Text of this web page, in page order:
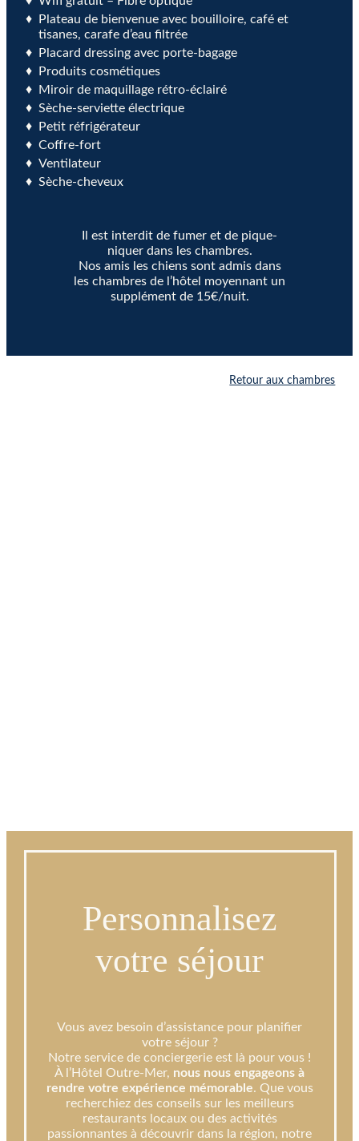
Plateau de bienvenue avec bouilloire, café et
tisanes, carafe d’eau filtrée
Placard dressing avec porte-bagage
Produits cosmétiques
Miroir de maquillage rétro-éclairé
Sèche-serviette électrique
Petit réfrigérateur
Coffre-fort
Ventilateur
Sèche-cheveux
Il est interdit de fumer et de pique-
niquer dans les chambres.
Nos amis les chiens sont admis dans
les chambres de l’hôtel moyennant un
supplément de 15€/nuit.
Retour aux chambres
Personnalisez
votre séjour
Vous avez besoin d’assistance pour planifier
votre séjour ?
Notre service de conciergerie est là pour vous !
À l’Hôtel Outre-Mer, nous nous engageons à
rendre votre expérience mémorable. Que vous
recherchiez des conseils sur les meilleurs
restaurants locaux ou des activités
passionnantes à découvrir dans la région, notre